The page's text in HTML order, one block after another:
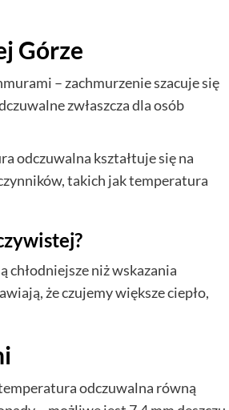
Górze
– zachmurzenie szacuje się
zwłaszcza dla osób
odczuwalna kształtuje się na
takich jak temperatura
chłodniejsze niż wskazania
że czujemy większe ciepło,
odczuwalna równą